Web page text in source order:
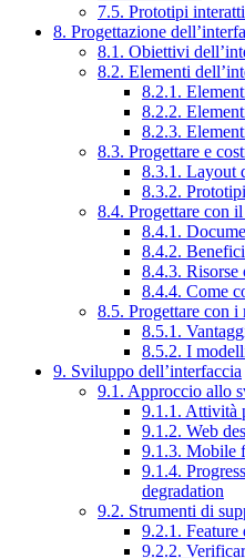
7.5. Prototipi
8. Progettazione
8.1. Obiettivi
8.2. Elementi
8.2.1.
8.2.2.
8.2.3.
8.3. Progettare e
8.3.1. Layout
8.3.2.
8.4. Progettare con
8.4.1.
8.4.2.
8.4.3. Risorse
8.4.4. Come
8.5. Progettare con
8.5.1.
8.5.2. I
9. Sviluppo dell’interfaccia
9.1. Approccio allo
9.1.1. Attività
9.1.2. Web
9.1.3. Mobile
9.1.4.
degradation
9.2. Strumenti di
9.2.1. Feature
9.2.2.